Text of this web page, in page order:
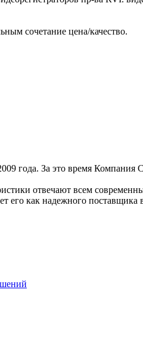
сочетание цена/качество.
года. За это время
отвечают всем
его как надежного